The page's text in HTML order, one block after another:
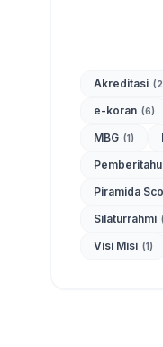
Akreditasi
e-koran (6)
MBG (1)
Piramida
Silaturrahmi
Visi Misi (1)